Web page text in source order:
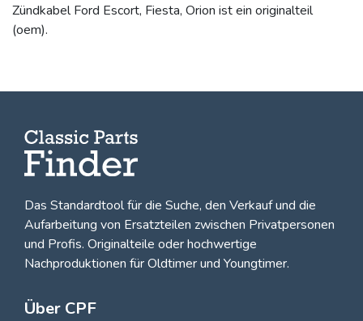
Zündkabel Ford Escort, Fiesta, Orion ist ein originalteil
(oem).
Das Standardtool für die Suche, den Verkauf und die
Aufarbeitung von Ersatzteilen zwischen Privatpersonen
und Profis. Originalteile oder hochwertige
Nachproduktionen für Oldtimer und Youngtimer.
Über CPF